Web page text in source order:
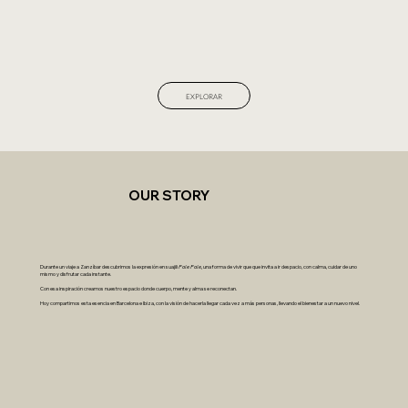
EXPLORAR
Durante un viaje a Zanzíbar descubrimos la expresión en suajiliPole Pole, una forma de vivir que que invita a ir despacio, con calma, cuidar de uno
mismo y disfrutar cada instante.
Con esa inspiración creamos nuestro espacio donde cuerpo, mente y alma se reconectan.
Hoy compartimos esta esencia en Barcelona e Ibiza, con la visión de hacerla llegar cada vez a más personas, llevando el bienestar a un nuevo nivel.
OUR STORY